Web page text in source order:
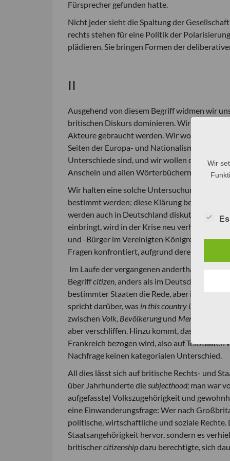
Fürsprecher gefunden hatte.
Nicht jeder sieht die Spaltung der
rechts stehen für eine Politik der
plädieren. Sie bringen Formen der
II
Ausgehend von diesem Begriff widmen wir
britischen Diskurs dominieren. Wir fragen, wie
Akteure gebraucht werden. Wir wollen ihren
Seiten der Europa- und
Unterschiede sind, und wir wollen die
Anschein und allen Wörterbüchern nach das
Wir halten eine solche Untersuchung für
bestimmt werden; diese Klärung bedarf einer
werden auch in Deutschland diskutiert und
einbringt, wird in der Krise neu verhandelt.
und -Bürger im Vereinigten Königreich
Fragen konfrontiert, aufgrund derer die
Im Laufe der vergangenen anderthalb
Begriffcitizen, anders als im Deutschen
bestimmter Staaten die Rede, aber im
spricht darüber, was in this country üblich ist
zwischen Volk, Bevölkerungund Menschen
–
aber verschliffen. Hinzu kommt, dass
Frankreich bezogen wird, also auf
Nachfrage keinen kategorialen Unterschied.
All dies lässt sich auf britische Rechts- und
über Jahrhunderte diesubjecthood; man war
aufgefasste) Volkszugehörigkeit und
eine Einwanderungsfrage: Wer nach
politische, wirtschaftliche und soziale
Staatsangehörigkeit hervor, sondern es
britischercitizenshipdazu berechtigte, sich
Wir